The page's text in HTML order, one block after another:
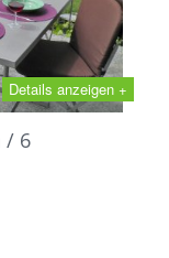
Details anzeigen +
/ 6